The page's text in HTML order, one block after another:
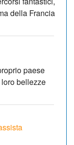
della Francia
paese
bellezze